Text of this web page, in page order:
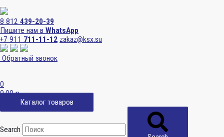
8 812 439-20-39
Пишите нам в WhatsApp
+7 911 711-11-12 zakaz@ksx.su
Обратный звонок
0
0,00р.
Каталог товаров
Search